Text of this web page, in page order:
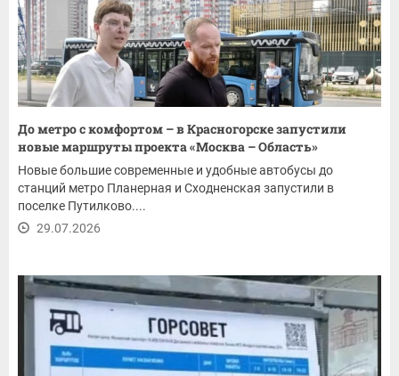
До метро с комфортом – в Красногорске запустили
новые маршруты проекта «Москва – Область»
Новые большие современные и удобные автобусы до
станций метро Планерная и Сходненская запустили в
поселке Путилково....
29.07.2026